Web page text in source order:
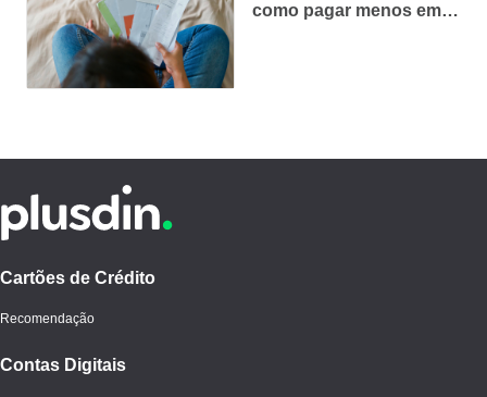
como pagar menos em
Cartões de Crédito
Recomendação
Contas Digitais